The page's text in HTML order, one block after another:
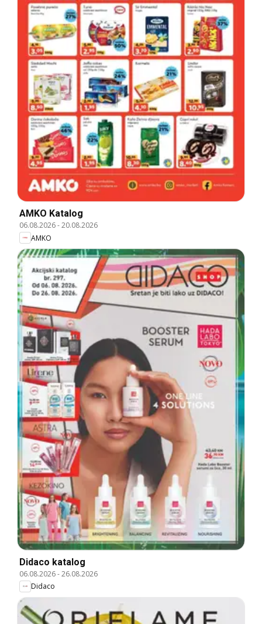
AMKO Katalog
06.08.2026-20.08.2026
AMKO
Didaco katalog
06.08.2026-26.08.2026
Didaco